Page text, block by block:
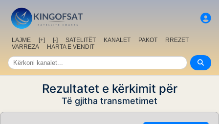
LAJME [+] [-] SATELITËT KANALET PAKOT
RREZET
VARREZA
HARTA E VENDIT
Rezultatet e kërkimit për
Të gjitha transmetimet